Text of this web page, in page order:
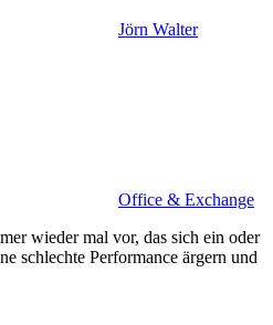
Jörn Walter
Office & Exchange
wieder mal vor, das sich ein oder
schlechte Performance ärgern und